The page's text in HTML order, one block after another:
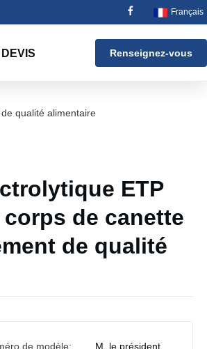
Français
Renseignez-vous
qualité alimentaire
ETP
corps de canette
de qualité
de modèle: M. le président